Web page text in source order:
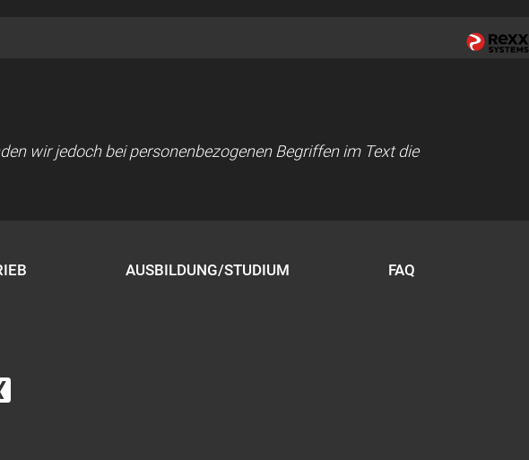
wir jedoch bei personenbezogenen Begriffen im Text die
AUSBILDUNG/STUDIUM FAQ